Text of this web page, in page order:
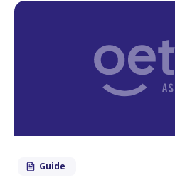
Guide